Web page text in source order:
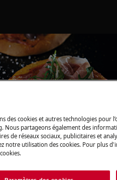
la fonction pizza de votre
fours.
des cookies et autres technologies pour
Nous partageons également des
de réseaux sociaux, publicitaires et
notre utilisation des cookies. Pour plus